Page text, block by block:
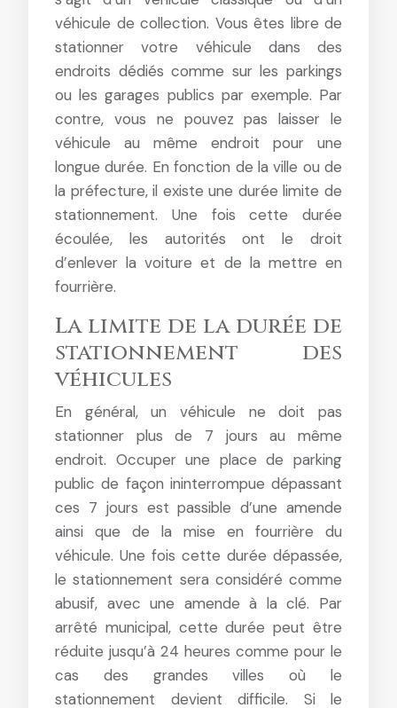
véhicule de collection. Vous êtes libre de
stationner votre véhicule dans des
endroits dédiés comme sur les parkings
ou les garages publics par exemple. Par
contre, vous ne pouvez pas laisser le
véhicule au même endroit pour une
longue durée. En fonction de la ville ou de
la préfecture, il existe une durée limite de
stationnement. Une fois cette durée
écoulée, les autorités ont le droit
d’enlever la voiture et de la mettre en
fourrière.
La limite de la durée de
stationnement des
véhicules
En général, un véhicule ne doit pas
stationner plus de 7 jours au même
endroit. Occuper une place de parking
public de façon ininterrompue dépassant
ces 7 jours est passible d’une amende
ainsi que de la mise en fourrière du
véhicule. Une fois cette durée dépassée,
le stationnement sera considéré comme
abusif, avec une amende à la clé. Par
arrêté municipal, cette durée peut être
réduite jusqu’à 24 heures comme pour le
cas des grandes villes où le
stationnement devient difficile. Si le